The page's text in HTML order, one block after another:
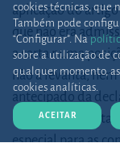
aplicação do artigo
que não era
a carta numa
não a levanta,
antecipado da
expressamente tal
cookies técnicas, que
Também pode
“Configurar”. Na
sobre a utilização de
qualquer momento,
cookies analíticas.
ACEITAR